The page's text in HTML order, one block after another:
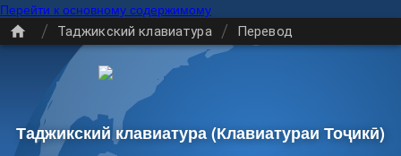
Перейти к основному содержимому
/ Таджикский клавиатура / Перевод
Таджикский клавиатура(Клавиатураи Тоҷикӣ)